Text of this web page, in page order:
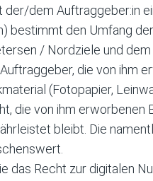
dem Auftraggeber:in
bestimmt den Umfang
/ Nordziele und
die von ihm
(Fotopapier,
die von ihm
bleibt. Die
das Recht zur digitalen